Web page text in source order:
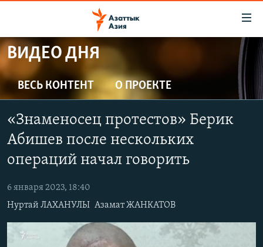
Вернуться
основному
содержанию
главной
Вернутся
поиску
ЦЕНТРАЛЬНАЯ АЗИЯ
КАЗАХСТАН
УЗБЕКИСТАН
НОВОСТИ
НА ДРУГИХ ЯЗЫКАХ
КЫРГЫЗЧА
ЎЗБЕКЧА
ТОҶИКӢ
TÜRKMENÇE
ПОДПИШИТЕСЬ НА НАС В СОЦСЕТЯХ
Все сайты РСЕ/РС
ВИДЕО ДНЯ
ВЕСЬ КОНТЕНТ О ПРОЕКТЕ
«Знаменосец протестов» Берик
Абишев после нескольких
операций начал говорить
6 января 2023, 18:40
Нуртай ЛАХАНУЛЫ Азамат ЖАНКАТОВ